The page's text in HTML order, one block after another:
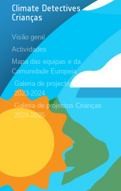
Climate Detectives
Crianças
Visão geral
Actividades
Mapa das equipas e da
Comunidade Europeia
Galeria de projectos Crianças
2023-2024
Galeria de projectos Crianças
2024-2025